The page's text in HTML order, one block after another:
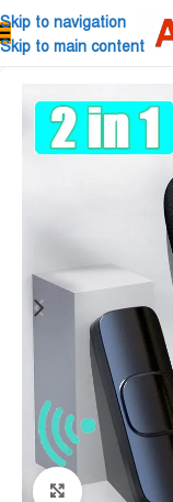
Skip to navigation
Skip to main content
Click to enlarge